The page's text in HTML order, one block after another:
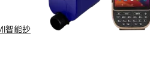
智能抄